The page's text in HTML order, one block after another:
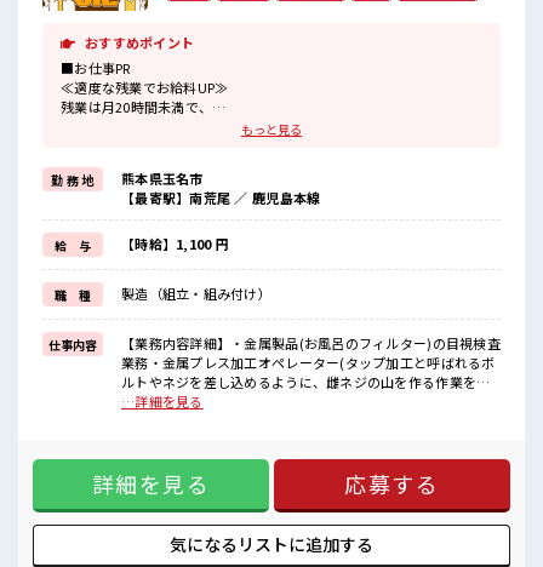
おすすめポイント
■お仕事PR
≪適度な残業でお給料UP≫
残業は月20時間未満で、
明るすぎたり奇抜でなければ基本的に自由！
(規定有)制服があると毎日の服選びに悩まずOK♪
≪未経験の方も大カンゲイ≫
新しいことにチャレンジするのは不安だけど、
しっかり働く環境が整っています！
イチからスキルUP・ステップUP目指していきましょう！
≪自分に向いている仕事が探せる≫
困った事などがあれば、
担当がしっかりサポートします！
■職場の雰囲気
少人数の職場でこじんまり。
職場の仲間との交流もできちゃうかも？
仕事の合間の息抜きは休憩室で♪
もっと見る
勤 務 地
熊本県玉名市
【最寄駅】南荒尾 ／ 鹿児島本線
給 与 【時給】1,100 円
職 種 製造（組立・組み付け）
仕事内容
【業務内容詳細】・金属製品(お風呂のフィルター)の目視検査
業務・金属プレス加工オペレーター(タップ加工と呼ばれるボ
ルトやネジを差し込めるように、雌ネジの山を作る作業を行
います。部品をセットしボタンを押すだけです。)【取扱製品
♪ ≪ヘアカラーOKで自由な雰囲気の職場≫ 明るすぎたり奇
抜でなければ基本的に自由！ (規定有)制服があると毎日の服
選びに悩まずOK♪ ≪未経験の方も大カンゲイ≫ 新しいこと
にチャレンジするのは不安だけど、 しっかり働く環境が整っ
ています！ イチからスキルUP・ステップUP目指していきま
しょう！ ≪自分に向いている仕事が探せる≫ 困った事などが
…詳細を見る
詳細を見る 応募する
気になるリストに追加する